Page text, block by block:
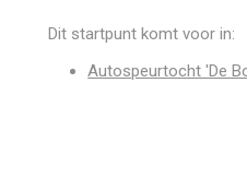
Dit startpunt komt voor in:
Autospeurtocht 'De